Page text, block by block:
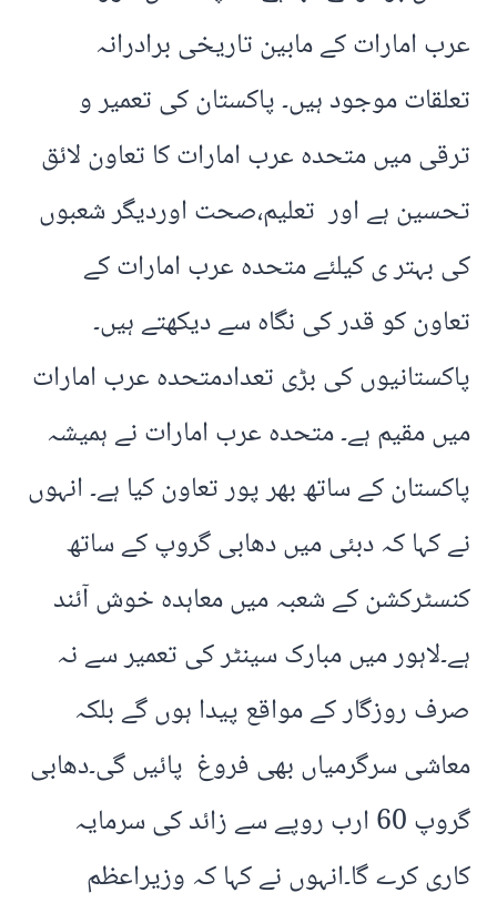
عرب امارات کے مابین تاریخی برادرانہ
تعلقات موجود ہیں۔ پاکستان کی تعمیر و
ترقی میں متحدہ عرب امارات کا تعاون لائق
تحسین ہے اور تعلیم،صحت اوردیگر شعبوں
کی بہتر ی کیلئے متحدہ عرب امارات کے
تعاون کو قدر کی نگاہ سے دیکھتے ہیں۔
پاکستانیوں کی بڑی تعدادمتحدہ عرب امارات
میں مقیم ہے۔ متحدہ عرب امارات نے ہمیشہ
پاکستان کے ساتھ بھر پور تعاون کیا ہے۔ انہوں
نے کہا کہ دبئی میں دھابی گروپ کے ساتھ
کنسٹرکشن کے شعبہ میں معاہدہ خوش آئند
ہے۔لاہور میں مبارک سینٹر کی تعمیر سے نہ
صرف روزگار کے مواقع پیدا ہوں گے بلکہ
معاشی سرگرمیاں بھی فروغ پائیں گی۔دھابی
گروپ 60 ارب روپے سے زائد کی سرمایہ
کاری کرے گا۔انہوں نے کہا کہ وزیراعظم